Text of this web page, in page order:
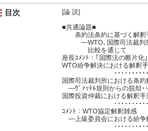
目次
[論 説]
■共通論題■
条約法条約に基づく解釈
―WTO､国際司法裁判所
比較を通じて
座長ｺﾒﾝﾄ：｢国際法の断片
WTO紛争解決における解釈
･･･････････････
国際司法裁判所における条
―ｳﾞｧｯﾃﾙ規則からの脱却･
国際投資仲裁における解釈
･･････････････
ｺﾒﾝﾄ：WTO協定解釈雑感
―上級委員会における紛争
･･･････････････